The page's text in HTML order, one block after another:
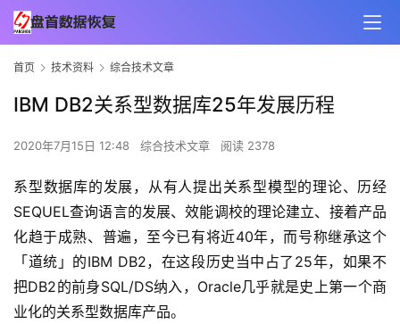
首页 技术资料 综合技术文章
IBM DB2关系型数据库25年发展历程
2020年7月15日 12:48 综合技术文章 阅读 2378
系型数据库的发展，从有人提出关系型模型的理论、历经
SEQUEL查询语言的发展、效能调校的理论建立、接着产品
化趋于成熟、普遍，至今已有将近40年，而号称继承这个
「道统」的IBM DB2，在这段历史当中占了25年，如果不
把DB2的前身SQL/DS纳入，Oracle几乎就是史上第一个商
业化的关系型数据库产品。